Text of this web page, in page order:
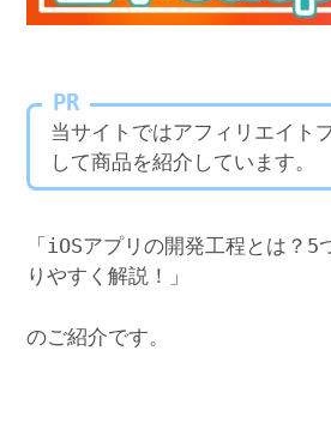
PR
当サイトではアフィリエイト
して商品を紹介しています。
「iOSアプリの開発工程とは？5
りやすく解説！」
のご紹介です。